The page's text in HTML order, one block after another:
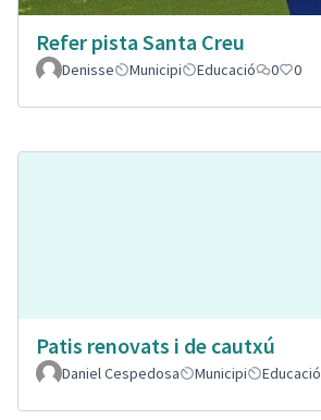
Refer pista Santa Creu
Denisse
Municipi Educació 0 0
Patis renovats i de cautxú
Daniel Cespedosa
Municipi Educació